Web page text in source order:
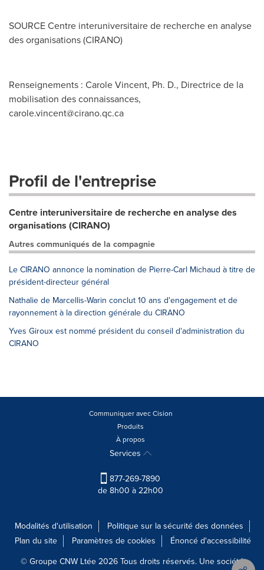
SOURCE Centre interuniversitaire de recherche en analyse
des organisations (CIRANO)
Renseignements : Carole Vincent, Ph. D., Directrice de la
mobilisation des connaissances,
carole.vincent@cirano.qc.ca
Profil de l'entreprise
Centre interuniversitaire de recherche en analyse des
organisations (CIRANO)
Autres communiqués de la compagnie
Le CIRANO annonce la nomination de Pierre-Carl Michaud à titre de
président-directeur général
Nathalie de Marcellis-Warin conclut 10 ans d'engagement et de
rayonnement à la direction générale du CIRANO
Yves Giroux est nommé président du conseil d'administration du
CIRANO
Communiquer avec Cision
Produits
À propos
Services
877-269-7890
de 8h00 à 22h00
Modalités d'utilisation
Politique sur la sécurité des données
Plan du site
Paramètres de cookies
Énoncé d'accessibilité
© Groupe CNW Ltée 2026 Tous droits réservés. Une société